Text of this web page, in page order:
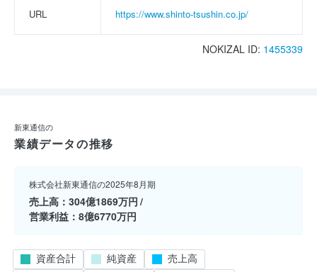
URL https://www.shinto-tsushin.co.jp/
NOKIZAL ID: 1455339
新東通信の
業績データの推移
株式会社新東通信の2025年8月期
売上高
304億1869万円
営業利益
8億6770万円
資産合計 純資産
売上高